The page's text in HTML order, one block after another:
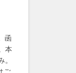
函
本
。